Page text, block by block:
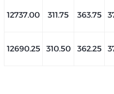
363.75
311.75
12737.00
362.25
310.50
12690.25